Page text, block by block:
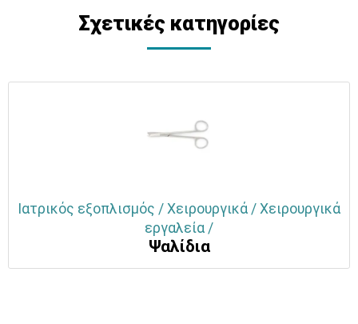
Σχετικές κατηγορίες
Ιατρικός εξοπλισμός / Χειρουργικά / Χειρουργικά
εργαλεία /
Ψαλίδια